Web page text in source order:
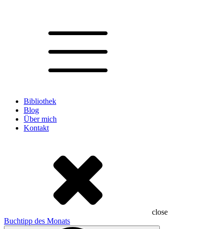
Bibliothek
Blog
Über mich
Kontakt
close
Buchtipp des Monats